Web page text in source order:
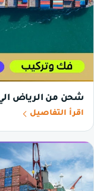
شحن من الرياض الي
اقرأ التفاصيل